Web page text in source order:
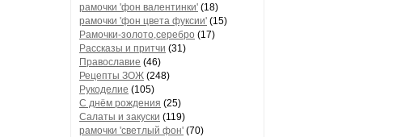
рамочки 'фон валентинки' (18)
рамочки 'фон цвета фуксии' (15)
Рамочки-золото,серебро (17)
Рассказы и притчи (31)
Православие (46)
Рецепты ЗОЖ (248)
Рукоделие (105)
С днём рождения (25)
Салаты и закуски (119)
рамочки 'светлый фон' (70)